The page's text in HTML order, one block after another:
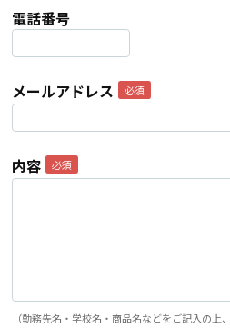
電話番号
メールアドレス
内容
（勤務先名・学校名・商品名などをご記入の上